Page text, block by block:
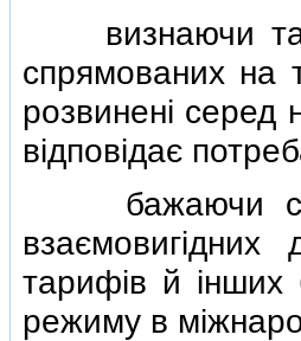
визнаючи
спрямованих на
розвиненi серед
вiдповiдає
бажаючи
тарифiв й iнших
режиму в